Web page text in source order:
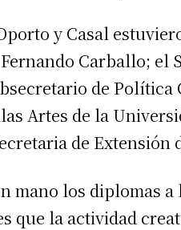
y Casal
Carballo;
de
Artes de la
de Extensión
mano los diplomas
que la actividad